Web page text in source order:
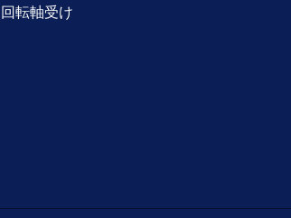
回転軸受け